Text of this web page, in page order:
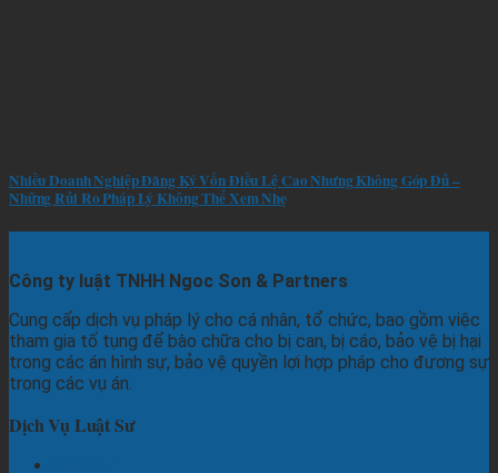
Nhiều Doanh Nghiệp Đăng Ký Vốn Điều Lệ Cao Nhưng Không Góp Đủ –
Những Rủi Ro Pháp Lý Không Thể Xem Nhẹ
Công ty luật TNHH Ngoc Son & Partners
Cung cấp dịch vụ pháp lý cho cá nhân, tổ chức, bao gồm việc
tham gia tố tụng để bào chữa cho bị can, bị cáo, bảo vệ bị hại
trong các án hình sự, bảo vệ quyền lợi hợp pháp cho đương sự
trong các vụ án.
Dịch Vụ Luật Sư